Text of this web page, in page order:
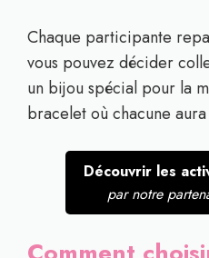
Chaque participante
vous pouvez décider
un bijou spécial pour la
bracelet où chacune
Découvrir les
par notre